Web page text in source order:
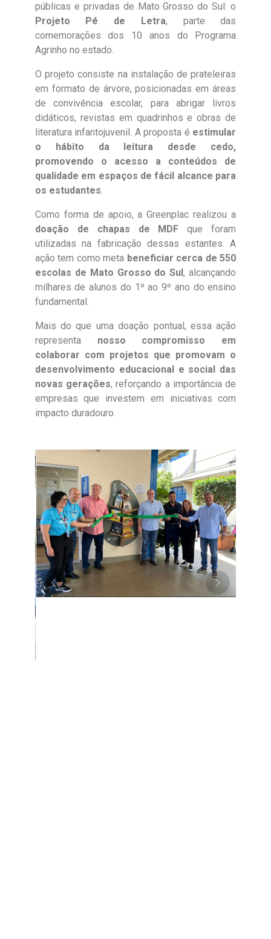
públicas e privadas de Mato Grosso do Sul: o
Projeto Pé de Letra, parte das
comemorações dos 10 anos do Programa
Agrinho no estado.
O projeto consiste na instalação de prateleiras
em formato de árvore, posicionadas em áreas
de convivência escolar, para abrigar livros
didáticos, revistas em quadrinhos e obras de
literatura infantojuvenil. A proposta é estimular
o hábito da leitura desde cedo,
promovendo o acesso a conteúdos de
qualidade em espaços de fácil alcance para
os estudantes.
Como forma de apoio, a Greenplac realizou a
doação de chapas de MDF que foram
utilizadas na fabricação dessas estantes. A
ação tem como meta beneficiar cerca de 550
escolas de Mato Grosso do Sul, alcançando
milhares de alunos do 1º ao 9º ano do ensino
fundamental.
Mais do que uma doação pontual, essa ação
representa nosso compromisso em
colaborar com projetos que promovam o
desenvolvimento educacional e social das
novas gerações, reforçando a importância de
empresas que investem em iniciativas com
impacto duradouro.
Anterior Próximo